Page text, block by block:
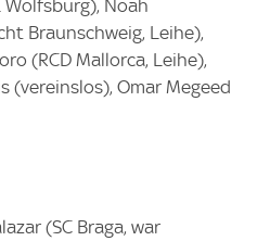
Noah
Braunschweig, Leihe),
(RCD Mallorca, Leihe),
(vereinslos), Omar Megeed
(SC Braga, war